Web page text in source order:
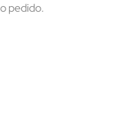
pedido.